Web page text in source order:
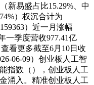
新易盛占比15.29%、中
）权沉合计为
）近一月涨幅
一季度营收977.41亿
看更多截至6月10日收
06-09）创业板人工智
指数（），创业板人工
涌入。精准创业板人工